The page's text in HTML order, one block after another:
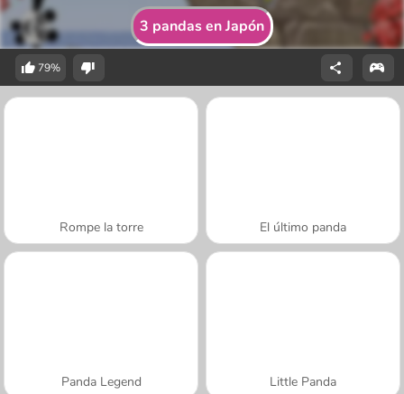
3 pandas en Japón
79%
Rompe la torre El último panda
Panda Legend Little Panda